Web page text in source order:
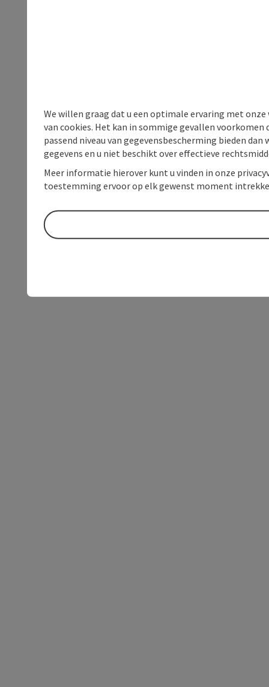
We willen graag dat u een optimale ervaring met
van cookies. Het kan in sommige gevallen voorkomen
passend niveau van gegevensbescherming bieden
gegevens en u niet beschikt over effectieve
Meer informatie hierover kunt u vinden in onze
toestemming ervoor op elk gewenst moment